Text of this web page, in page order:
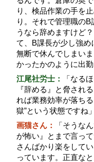
り、検品作業の手を
り。それで管理職のB
うなら辞めますけど
て、
B課長が少し強め
無断で休んでしまい
かったかのように出
江尾社労士：
「なる
『辞める』と脅され
れば業務効率が落ち
獄”という状態ですね」
画猫さん：
「そうな
が怖い』とまで言っ
さんばかり楽をして
っています。正直な